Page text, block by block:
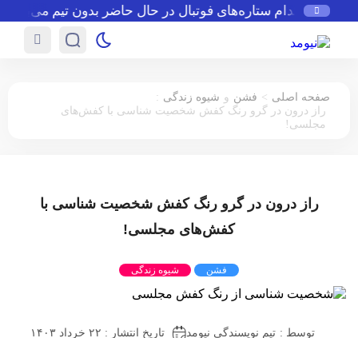
کدام ستاره‌های فوتبال در حال حاضر بدون تیم می‌باشند
صفحه اصلی > فشن و شیوه زندگی :
راز درون در گرو رنگ کفش شخصیت شناسی با کفش‌های
مجلسی!
راز درون در گرو رنگ کفش شخصیت شناسی با
کفش‌های مجلسی!
فشن شیوه زندگی
توسط : تیم نویسندگی نیومد تاریخ انتشار : ۲۲ خرداد ۱۴۰۳